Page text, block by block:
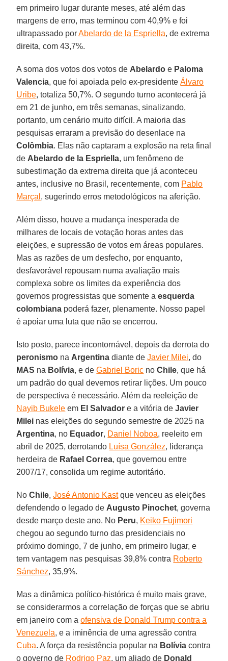
em primeiro lugar durante meses, até além das
margens de erro, mas terminou com 40,9% e foi
ultrapassado porAbelardo de la Espriella, de extrema
direita, com 43,7%.
A soma dos votos dos votos de Abelardo e Paloma
Valencia, que foi apoiada pelo ex-presidenteÁlvaro
Uribe, totaliza 50,7%. O segundo turno acontecerá já
em 21 de junho, em três semanas, sinalizando,
portanto, um cenário muito difícil. A maioria das
pesquisas erraram a previsão do desenlace na
Colômbia. Elas não captaram a explosão na reta final
de Abelardo de la Espriella, um fenômeno de
subestimação da extrema direita que já aconteceu
antes, inclusive no Brasil, recentemente, com Pablo
Marçal , sugerindo erros metodológicos na aferição.
Além disso, houve a mudança inesperada de
milhares de locais de votação horas antes das
eleições, e supressão de votos em áreas populares.
Mas as razões de um desfecho, por enquanto,
desfavorável repousam numa avaliação mais
complexa sobre os limites da experiência dos
governos progressistas que somente aesquerda
colombiana poderá fazer, plenamente. Nosso papel
é apoiar uma luta que não se encerrou.
Isto posto, parece incontornável, depois da derrota do
peronismo na Argentina diante deJavier Milei, do
MAS na Bolívia, e deGabriel Boric noChile, que há
um padrão do qual devemos retirar lições. Um pouco
de perspectiva é necessário. Além da reeleição de
Nayib Bukele em El Salvador e a vitória deJavier
Milei nas eleições do segundo semestre de 2025 na
Argentina, no Equador, Daniel Noboa, reeleito em
abril de 2025, derrotando Luísa González, liderança
herdeira de Rafael Correa, que governou entre
2007/17, consolida um regime autoritário.
NoChile,José Antonio Kastque venceu as eleições
defendendo o legado de Augusto Pinochet, governa
desde março deste ano. No Peru, Keiko Fujimori
chegou ao segundo turno das presidenciais no
próximo domingo, 7 de junho, em primeiro lugar, e
tem vantagem nas pesquisas 39,8% contra Roberto
Sánchez, 35,9%.
Mas a dinâmica político-histórica é muito mais grave,
se considerarmos a correlação de forças que se abriu
em janeiro com aofensiva de Donald Trump contra a
Venezuela, e a iminência de uma agressão contra
Cuba. A força da resistência popular na Bolívia contra
o governo de Rodrigo Paz, um aliado de Donald